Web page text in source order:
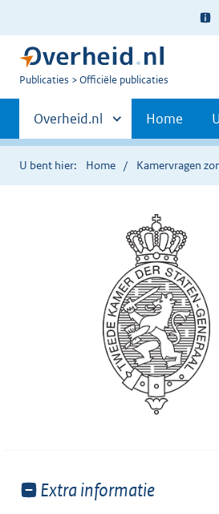
Ter
U
Publicaties Officiële publicaties
Primaire
navigatie
Andere
sites
binnen
Overheid.nl Home
U bent hier: Home Kamervragen
Toon
Extra informatie